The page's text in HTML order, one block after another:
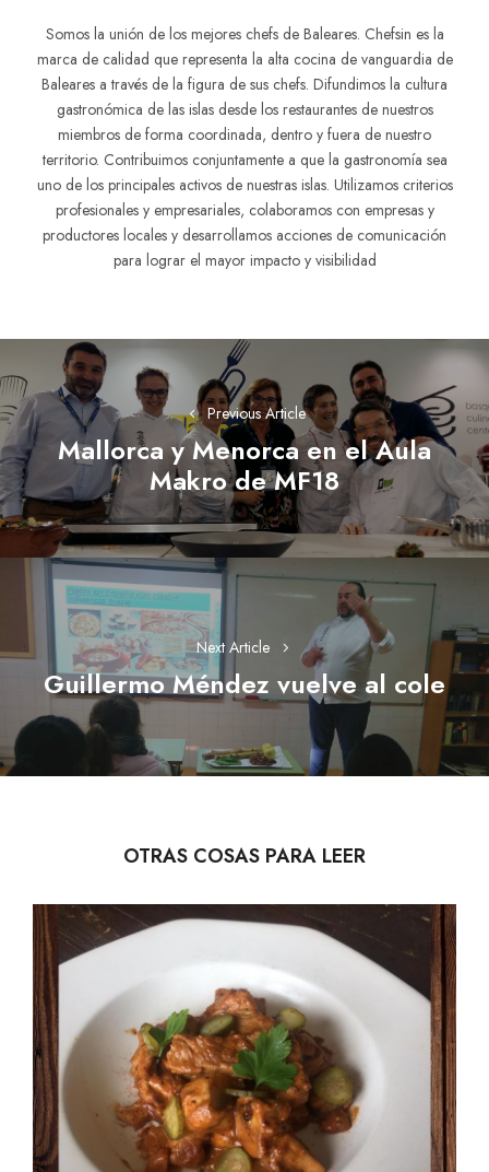
Somos la unión de los mejores chefs de Baleares. Chefsin es la
marca de calidad que representa la alta cocina de vanguardia de
Baleares a través de la figura de sus chefs. Difundimos la cultura
gastronómica de las islas desde los restaurantes de nuestros
miembros de forma coordinada, dentro y fuera de nuestro
territorio. Contribuimos conjuntamente a que la gastronomía sea
uno de los principales activos de nuestras islas. Utilizamos criterios
profesionales y empresariales, colaboramos con empresas y
productores locales y desarrollamos acciones de comunicación
para lograr el mayor impacto y visibilidad
Navegación
de
entradas
Previous Article
Previous
post:
Mallorca y Menorca en el Aula
Makro de MF18
Next Article
Next
post:
Guillermo Méndez vuelve al cole
OTRAS COSAS PARA LEER